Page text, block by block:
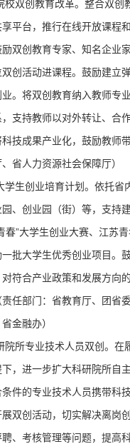
校双创教育改革。整合双创
平台，推行在线开放课程
双创教育专家、知名企业
创活动进课程。鼓励建立
。将双创教育纳入教师专
支持教师以对外转让、合
技成果产业化，鼓励教师
省人力资源社会保障厅）
学生创业培育计划。依托省
、创业园（街）等，支持
春”大学生创业大赛、江苏
批大学生优秀创业项目。
符合产业政策和发展方向
任部门：省教育厅、团省
金融办）
院所专业技术人员双创。在
，进一步扩大科研院所自
件的专业技术人员携带科
双创活动，切实解决离岗
、考核管理等问题，提高